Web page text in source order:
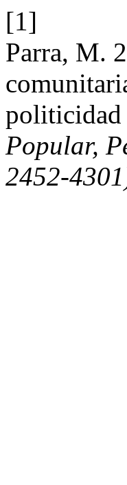
[1]
Parra, M.
politicidad
Popular,
2452-